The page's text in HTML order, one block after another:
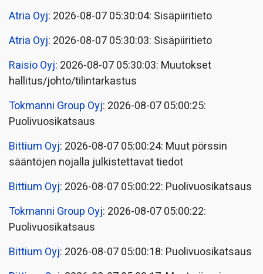
Atria Oyj: 2026-08-07 05:30:04: Sisäpiiritieto
Atria Oyj: 2026-08-07 05:30:03: Sisäpiiritieto
Raisio Oyj: 2026-08-07 05:30:03: Muutokset
hallitus/johto/tilintarkastus
Tokmanni Group Oyj: 2026-08-07 05:00:25:
Puolivuosikatsaus
Bittium Oyj: 2026-08-07 05:00:24: Muut pörssin
sääntöjen nojalla julkistettavat tiedot
Bittium Oyj: 2026-08-07 05:00:22: Puolivuosikatsaus
Tokmanni Group Oyj: 2026-08-07 05:00:22:
Puolivuosikatsaus
Bittium Oyj: 2026-08-07 05:00:18: Puolivuosikatsaus